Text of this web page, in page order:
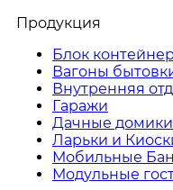
Продукция
Блок
Вагоны
Внутренняя
Гаражи
Дачные домики
Ларьки и
Мобильные
Модульные